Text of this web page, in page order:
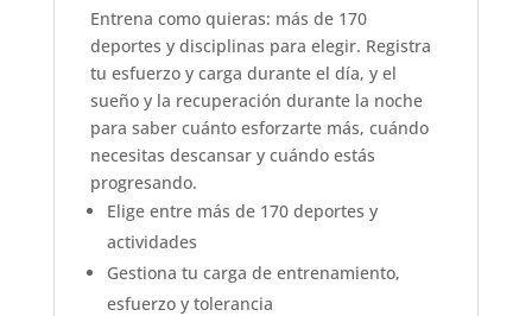
Entrena como quieras: más de 170
deportes y disciplinas para elegir. Registra
tu esfuerzo y carga durante el día, y el
sueño y la recuperación durante la noche
para saber cuánto esforzarte más, cuándo
necesitas descansar y cuándo estás
progresando.
Elige entre más de 170 deportes y
actividades
Gestiona tu carga de entrenamiento,
esfuerzo y tolerancia